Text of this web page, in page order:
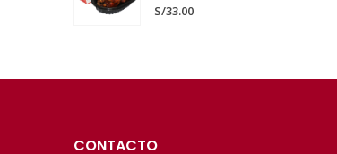
0 out of 5
S/33.00
CONTACTO